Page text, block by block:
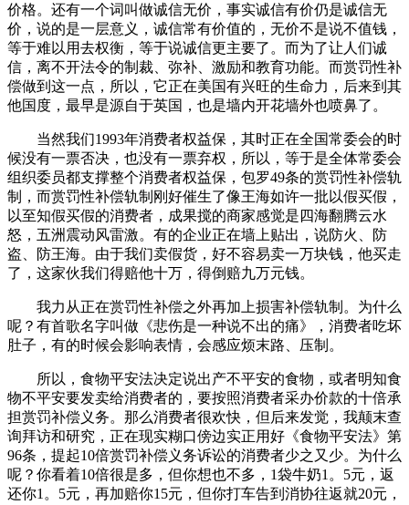
价格。还有一个词叫做诚信无价，事实诚信有价仍是诚信无
价，说的是一层意义，诚信常有价值的，无价不是说不值钱，
等于难以用去权衡，等于说诚信更主要了。而为了让人们诚
信，离不开法令的制裁、弥补、激励和教育功能。而赏罚性补
偿做到这一点，所以，它正在美国有兴旺的生命力，后来到其
他国度，最早是源自于英国，也是墙内开花墙外也喷鼻了。
当然我们1993年消费者权益保，其时正在全国常委会的时
候没有一票否决，也没有一票弃权，所以，等于是全体常委会
组织委员都支撑整个消费者权益保，包罗49条的赏罚性补偿轨
制，而赏罚性补偿轨制刚好催生了像王海如许一批以假买假，
以至知假买假的消费者，成果搅的商家感觉是四海翻腾云水
怒，五洲震动风雷激。有的企业正在墙上贴出，说防火、防
盗、防王海。由于我们卖假货，好不容易卖一万块钱，他买走
了，这家伙我们得赔他十万，得倒赔九万元钱。
我力从正在赏罚性补偿之外再加上损害补偿轨制。为什么
呢？有首歌名字叫做《悲伤是一种说不出的痛》，消费者吃坏
肚子，有的时候会影响表情，会感应烦末路、压制。
所以，食物平安法决定说出产不平安的食物，或者明知食
物不平安要发卖给消费者的，要按照消费者采办价款的十倍承
担赏罚补偿义务。那么消费者很欢快，但后来发觉，我颠末查
询拜访和研究，正在现实糊口傍边实正用好《食物平安法》第
96条，提起10倍赏罚补偿义务诉讼的消费者少之又少。为什么
呢？你看着10倍很是多，但你想也不多，1袋牛奶1。5元，返
还你1。5元，再加赔你15元，但你打车告到消协往返就20元，